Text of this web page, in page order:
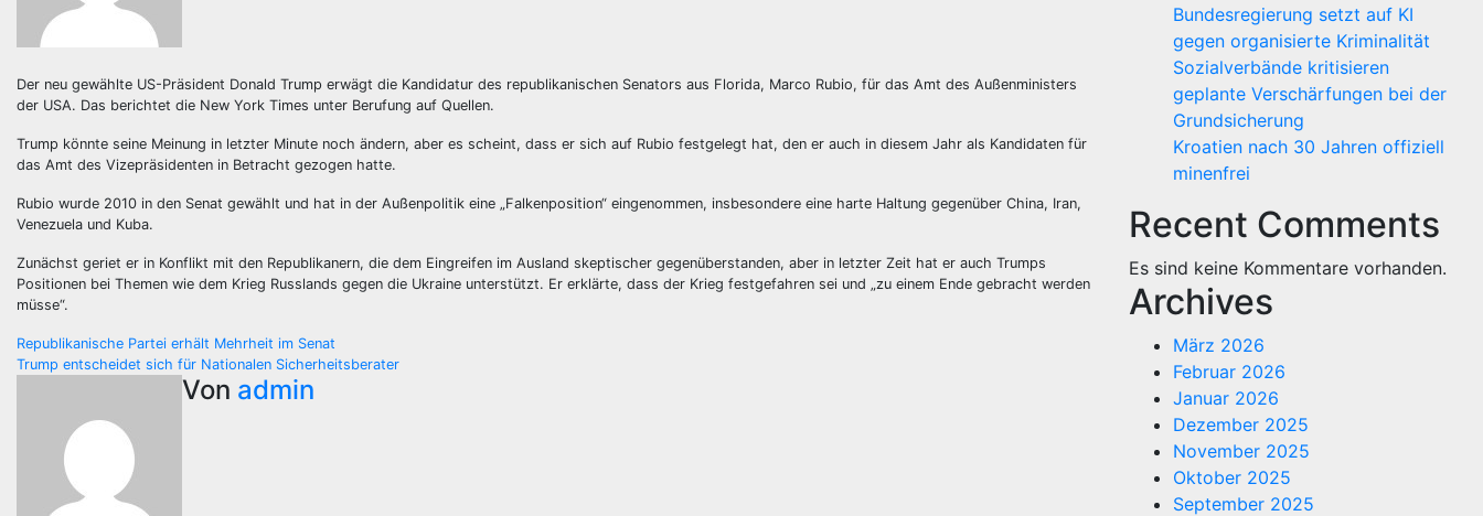
Der neu gewählte US-Präsident Donald Trump erwägt die Kandidatur des republikanischen Senators aus Florida, Marco Rubio, für das Amt des Außenministers
der USA. Das berichtet die New York Times unter Berufung auf Quellen.
Trump könnte seine Meinung in letzter Minute noch ändern, aber es scheint, dass er sich auf Rubio festgelegt hat, den er auch in diesem Jahr als Kandidaten für
das Amt des Vizepräsidenten in Betracht gezogen hatte.
Rubio wurde 2010 in den Senat gewählt und hat in der Außenpolitik eine „Falkenposition“ eingenommen, insbesondere eine harte Haltung gegenüber China, Iran,
Venezuela und Kuba.
Zunächst geriet er in Konflikt mit den Republikanern, die dem Eingreifen im Ausland skeptischer gegenüberstanden, aber in letzter Zeit hat er auch Trumps
Positionen bei Themen wie dem Krieg Russlands gegen die Ukraine unterstützt. Er erklärte, dass der Krieg festgefahren sei und „zu einem Ende gebracht werden
müsse“.
Beitragsnavigation
Republikanische Partei erhält Mehrheit im Senat
Trump entscheidet sich für Nationalen Sicherheitsberater
Von admin
Bundesregierung setzt auf KI
gegen organisierte Kriminalität
Sozialverbände kritisieren
geplante Verschärfungen bei der
Grundsicherung
Kroatien nach 30 Jahren offiziell
minenfrei
Recent Comments
Es sind keine Kommentare vorhanden.
Archives
März 2026
Februar 2026
Januar 2026
Dezember 2025
November 2025
Oktober 2025
September 2025